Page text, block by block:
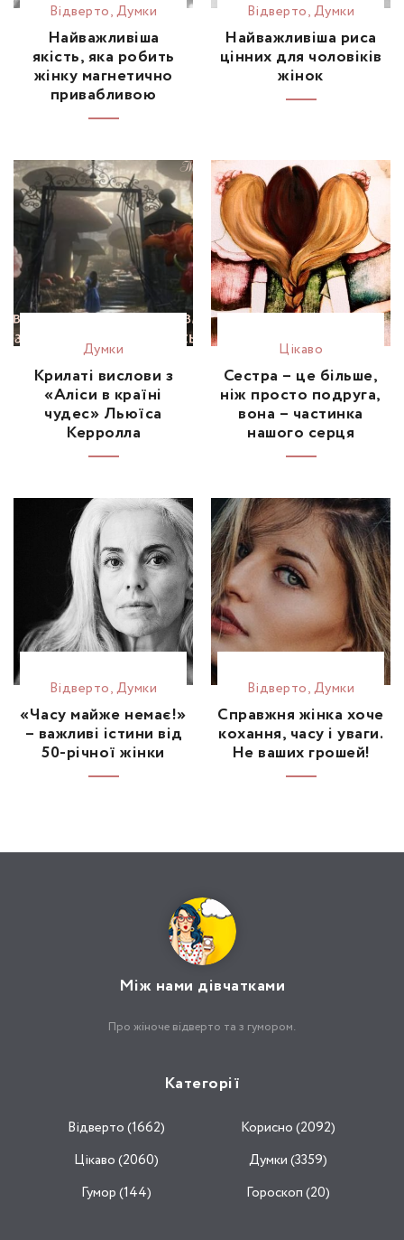
Відвертo,Думки
Найважливіша
якість, яка робить
жінку магнетично
привабливою
Відвертo,Думки
Найважливіша риса
цінних для чоловіків
жінок
Думки
Крилаті вислови з
«Аліси в країні
чудес» Льюїса
Керролла
Цікаво
Сестра – це більше,
ніж просто подруга,
вона – частинка
нашого серця
Відвертo,Думки
«Часу майже немає!»
– важливі істини від
50-річної жінки
Відвертo,Думки
Справжня жінка хоче
кохання, часу і уваги.
Не ваших грошей!
Між нами дівчатками
Про жіноче відверто та з гумором.
Категорії
Відвертo (1662)
Корисно (2092)
Цікаво (2060)
Думки (3359)
Гумор (144)
Гороскоп (20)